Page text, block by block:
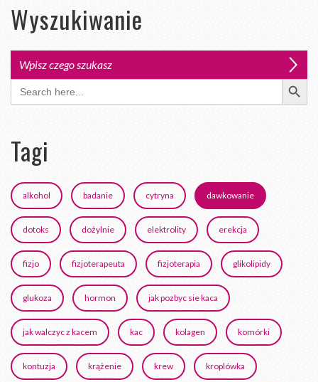
Wyszukiwanie
Search
for:
Search Button
Tagi
alkohol badanie cytryna dawkowanie
dotoks dożylnie elektrolity erekcja
fizjo fizjoterapeuta fizjoterapia glikolipidy
glukoza hormon jak pozbyc sie kaca
jak walczyc z kacem kac kolagen komórki
kontuzja krążenie krew kroplówka